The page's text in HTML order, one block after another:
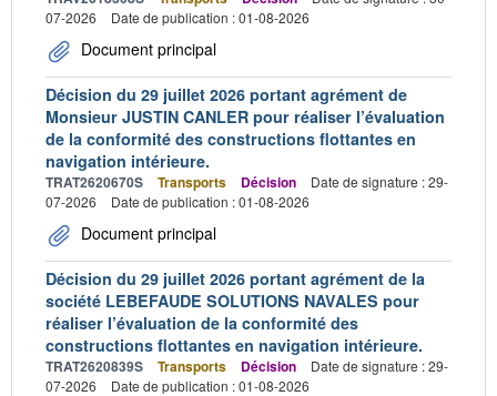
07-2026
Date de publication : 01-08-2026
Document principal
Décision du 29 juillet 2026 portant agrément de
Monsieur JUSTIN CANLER pour réaliser l’évaluation
de la conformité des constructions flottantes en
navigation intérieure.
TRAT2620670S Transports Décision
Date de signature : 29-
07-2026
Date de publication : 01-08-2026
Document principal
Décision du 29 juillet 2026 portant agrément de la
société LEBEFAUDE SOLUTIONS NAVALES pour
réaliser l’évaluation de la conformité des
constructions flottantes en navigation intérieure.
TRAT2620839S Transports Décision
Date de signature : 29-
07-2026
Date de publication : 01-08-2026